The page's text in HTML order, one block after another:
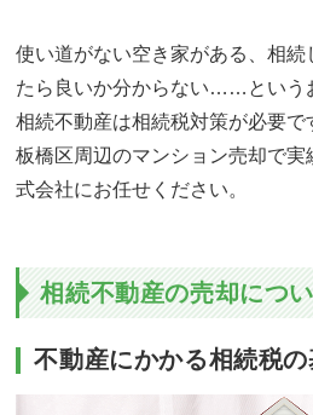
使い道がない空き家がある、相続
たら良いか分からない……という
相続不動産は相続税対策が必要
板橋区周辺のマンション売却で
式会社にお任せください。
相続不動産の売却につ
不動産にかかる相続税